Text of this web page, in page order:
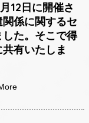
12日に開催さ
係に関するセ
した。そこで得
有いたしま